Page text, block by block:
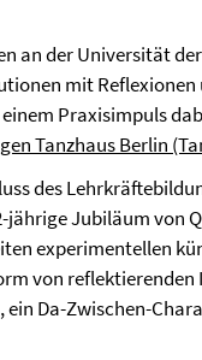
an der Universität
mit Reflexionen
Praxisimpuls
Tanzhaus Berlin
des
jährige Jubiläum von
experimentellen
von reflektierenden
Da-Zwischen-